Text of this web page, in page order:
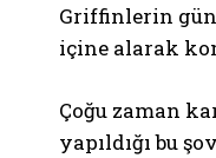
Griffinlerin
içine alarak
Çoğu zaman
yapıldığı bu